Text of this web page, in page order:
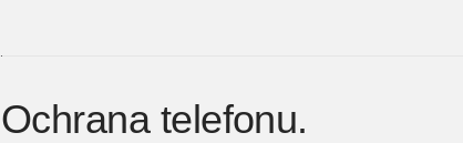
Ochrana telefonu.